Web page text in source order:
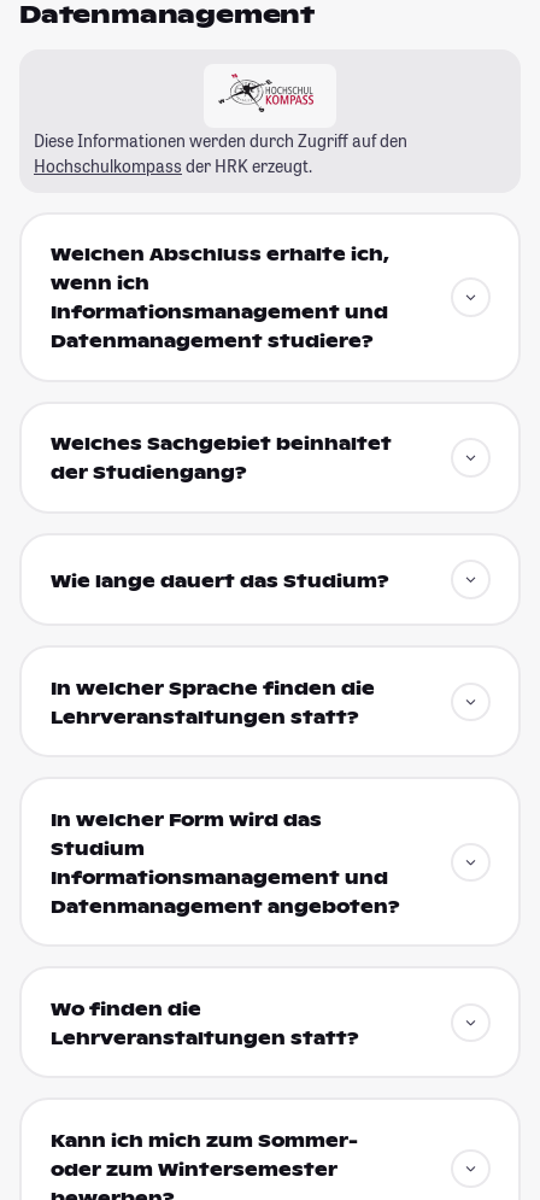
Datenmanagement
Diese Informationen werden durch Zugriff auf den
Hochschulkompass der HRK erzeugt.
Welchen Abschluss erhalte ich,
wenn ich
Informationsmanagement und
Datenmanagement studiere?
Welches Sachgebiet beinhaltet
der Studiengang?
Wie lange dauert das Studium?
In welcher Sprache finden die
Lehrveranstaltungen statt?
In welcher Form wird das
Studium
Informationsmanagement und
Datenmanagement angeboten?
Wo finden die
Lehrveranstaltungen statt?
Kann ich mich zum Sommer-
oder zum Wintersemester